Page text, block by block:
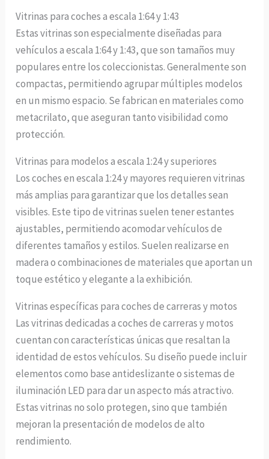
Vitrinas para coches a escala 1:64 y 1:43
Estas vitrinas son especialmente diseñadas para
vehículos a escala 1:64 y 1:43, que son tamaños muy
populares entre los coleccionistas. Generalmente son
compactas, permitiendo agrupar múltiples modelos
en un mismo espacio. Se fabrican en materiales como
metacrilato, que aseguran tanto visibilidad como
protección.
Vitrinas para modelos a escala 1:24 y superiores
Los coches en escala 1:24 y mayores requieren vitrinas
más amplias para garantizar que los detalles sean
visibles. Este tipo de vitrinas suelen tener estantes
ajustables, permitiendo acomodar vehículos de
diferentes tamaños y estilos. Suelen realizarse en
madera o combinaciones de materiales que aportan un
toque estético y elegante a la exhibición.
Vitrinas específicas para coches de carreras y motos
Las vitrinas dedicadas a coches de carreras y motos
cuentan con características únicas que resaltan la
identidad de estos vehículos. Su diseño puede incluir
elementos como base antideslizante o sistemas de
iluminación LED para dar un aspecto más atractivo.
Estas vitrinas no solo protegen, sino que también
mejoran la presentación de modelos de alto
rendimiento.